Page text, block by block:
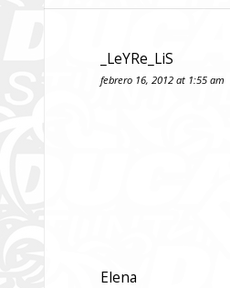
_LeYRe_LiS
febrero 16, 2012 at 1:55 am
Elena